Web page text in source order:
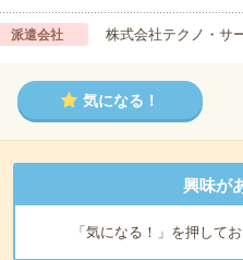
派遣会社 株式会社テクノ・サ
気になる！
興味が
「気になる！」を押して